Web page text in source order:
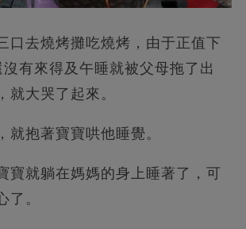
口去燒烤攤吃燒烤，由于正值下
有來得及午睡就被父母拖了出
就大哭了起來。
就抱著寶寶哄他睡覺。
寶就躺在媽媽的身上睡著了，可
了。